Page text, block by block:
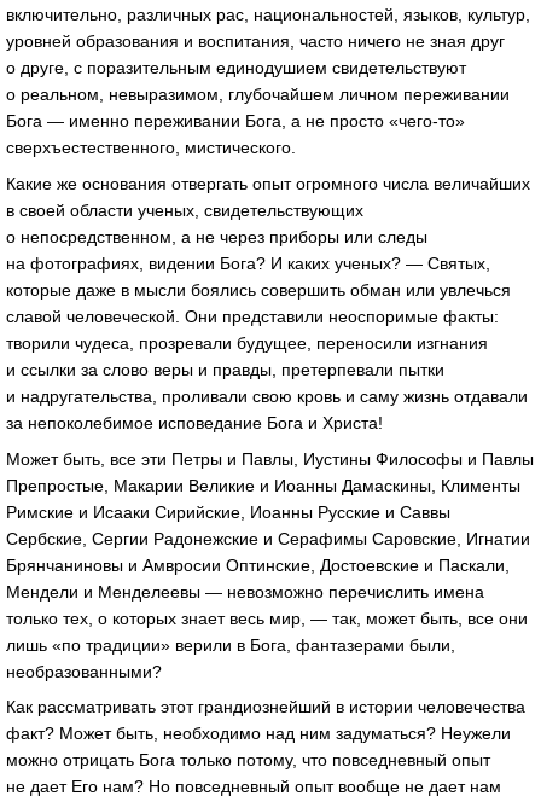
включительно, различных рас, национальностей, языков, культур,
уровней образования и воспитания, часто ничего не зная друг
о друге, с поразительным единодушием свидетельствуют
о реальном, невыразимом, глубочайшем личном переживании
Бога — именно переживании Бога, а не просто «чего-то»
сверхъестественного, мистического.
Какие же основания отвергать опыт огромного числа величайших
в своей области ученых, свидетельствующих
о непосредственном, а не через приборы или следы
на фотографиях, видении Бога? И каких ученых? — Святых,
которые даже в мысли боялись совершить обман или увлечься
славой человеческой. Они представили неоспоримые факты:
творили чудеса, прозревали будущее, переносили изгнания
и ссылки за слово веры и правды, претерпевали пытки
и надругательства, проливали свою кровь и саму жизнь отдавали
за непоколебимое исповедание Бога и Христа!
Может быть, все эти Петры и Павлы, Иустины Философы и Павлы
Препростые, Макарии Великие и Иоанны Дамаскины, Клименты
Римские и Исааки Сирийские, Иоанны Русские и Саввы
Сербские, Сергии Радонежские и Серафимы Саровские, Игнатии
Брянчаниновы и Амвросии Оптинские, Достоевские и Паскали,
Мендели и Менделеевы — невозможно перечислить имена
только тех, о которых знает весь мир, — так, может быть, все они
лишь «по традиции» верили в Бога, фантазерами были,
необразованными?
Как рассматривать этот грандиознейший в истории человечества
факт? Может быть, необходимо над ним задуматься? Неужели
можно отрицать Бога только потому, что повседневный опыт
не дает Его нам? Но повседневный опыт вообще не дает нам